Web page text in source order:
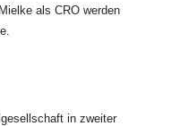
als CRO werden
in zweiter